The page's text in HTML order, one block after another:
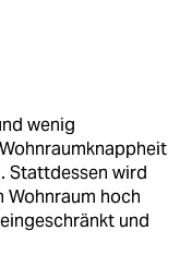
wenig
Stattdessen wird
hoch
und